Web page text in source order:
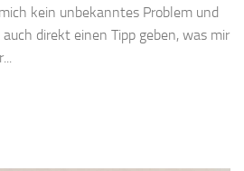
kein unbekanntes Problem und
direkt einen Tipp geben, was mir